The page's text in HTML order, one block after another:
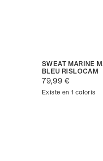
SWEAT MARINE
BLEU RISLOCAM
79,99 €
Existe en 1 coloris